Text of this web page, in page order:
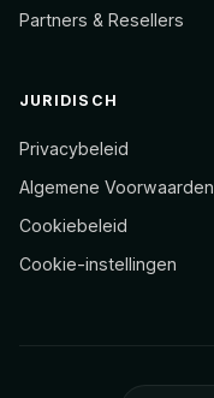
Partners & Resellers
JURIDISCH
Privacybeleid
Algemene Voorwaarden
Cookiebeleid
Cookie-instellingen